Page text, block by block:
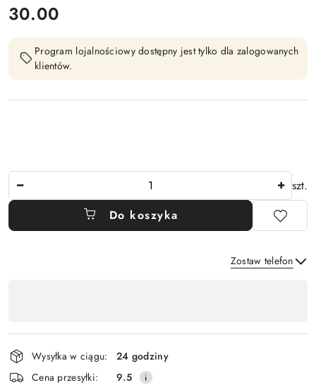
cena:
30.00
Program lojalnościowy dostępny jest tylko dla zalogowanych
klientów.
szt.
Do koszyka
Zostaw telefon
płatność
i
dostawa
Wysyłka w ciągu:
24 godziny
Cena przesyłki:
9.5